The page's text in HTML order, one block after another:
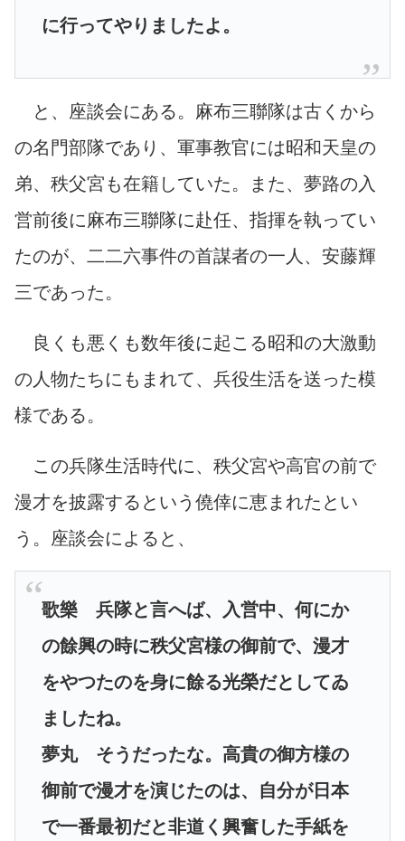
に行ってやりましたよ。
と、座談会にある。麻布三聯隊は古くから
の名門部隊であり、軍事教官には昭和天皇の
弟、秩父宮も在籍していた。また、夢路の入
営前後に麻布三聯隊に赴任、指揮を執ってい
たのが、二二六事件の首謀者の一人、安藤輝
三であった。
良くも悪くも数年後に起こる昭和の大激動
の人物たちにもまれて、兵役生活を送った模
様である。
この兵隊生活時代に、秩父宮や高官の前で
漫才を披露するという僥倖に恵まれたとい
う。座談会によると、
歌樂 兵隊と言へば、入営中、何にか
の餘興の時に秩父宮様の御前で、漫才
をやつたのを身に餘る光榮だとしてゐ
ましたね。
夢丸 そうだったな。高貴の御方様の
御前で漫才を演じたのは、自分が日本
で一番最初だと非道く興奮した手紙を